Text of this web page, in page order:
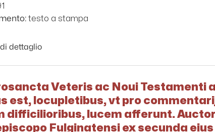
testo a stampa
dettaglio
Veteris ac Noui Testamenti
est, locupletibus, vt pro
difficilioribus, lucem afferunt.
Fulginatensi ex secunda